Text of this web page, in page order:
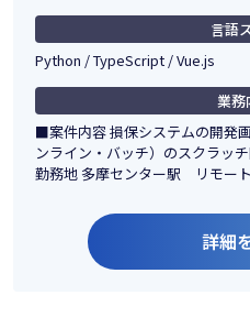
言語
Python / TypeScript / Vue.js
業務
■案件内容 損保システムの開発
ンライン・バッチ）のスクラッ
勤務地 多摩センター駅 リモー
詳細